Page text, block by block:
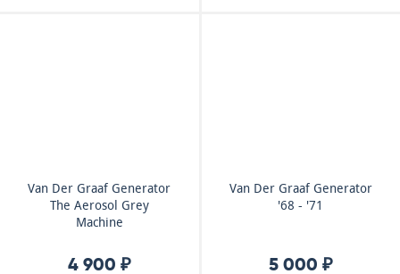
Van Der Graaf Generator
The Aerosol Grey
Machine
4 900 ₽
Van Der Graaf Generator
'68 - '71
5 000 ₽